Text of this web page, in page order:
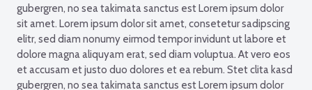
gubergren, no sea takimata sanctus est Lorem ipsum dolor
sit amet. Lorem ipsum dolor sit amet, consetetur sadipscing
elitr, sed diam nonumy eirmod tempor invidunt ut labore et
dolore magna aliquyam erat, sed diam voluptua. At vero eos
et accusam et justo duo dolores et ea rebum. Stet clita kasd
gubergren, no sea takimata sanctus est Lorem ipsum dolor